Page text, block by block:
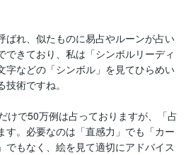
ばれ、似たものに易占やルーンが占い
できており、私は「シンボルリーディ
字などの「シンボル」を見てひらめい
術ですね。
けで50万例は占っておりますが、「占
す。必要なのは「直感力」でも「カー
でもなく、絵を見て適切にアドバイス